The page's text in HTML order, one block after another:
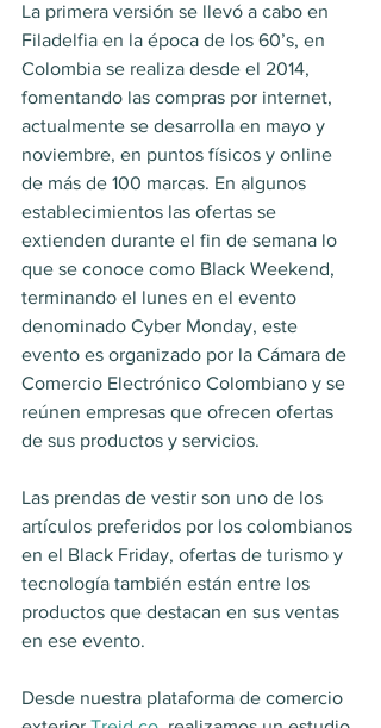
La primera versión se llevó a cabo en
Filadelfia en la época de los 60’s, en
Colombia se realiza desde el 2014,
fomentando las compras por internet,
actualmente se desarrolla en mayo y
noviembre, en puntos físicos y online
de más de 100 marcas. En algunos
establecimientos las ofertas se
extienden durante el fin de semana lo
que se conoce como Black Weekend,
terminando el lunes en el evento
denominado Cyber Monday, este
evento es organizado por la Cámara de
Comercio Electrónico Colombiano y se
reúnen empresas que ofrecen ofertas
de sus productos y servicios.
Las prendas de vestir son uno de los
artículos preferidos por los colombianos
en el Black Friday, ofertas de turismo y
tecnología también están entre los
productos que destacan en sus ventas
en ese evento.
Desde nuestra plataforma de comercio